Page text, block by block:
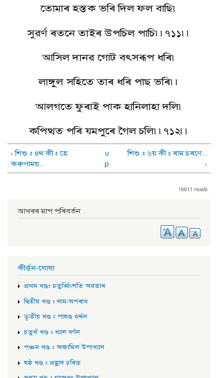
তোমাৰ হস্তক ভৰি দিল ফল বাছি৷
সুৱৰ্ণ ৰতনে তাইৰ উপচিল পাচি৷৷৭১১৷৷
আসিল দানৱ গোট বৎসৰূপ ধৰি৷
লাঙ্গুল সহিতে তাৰ ধৰি পাছ ভৰি৷৷
আলগতে ফুৰাই পাক হানিলাহা দলি৷
কপিত্থত পৰি যমপুৰে গৈল চলি৷৷৭১২৷৷
‹ শিশু : ৪থ কী : হে
কৰুণাময়...
u
p
শিশু : ৬য় কী : ৰাম চৰণে...
›
16611 reads
আখৰৰ মাপ পৰিবৰ্তন
কীৰ্ত্তন-ঘোষা
প্ৰথম খণ্ড: চতুৰ্ব্বিংশতি অৱতাৰ
দ্বিতীয় খণ্ড : নাম-অপৰাধ
তৃতীয় খণ্ড : পাষণ্ড মৰ্দ্দন
চতুৰ্থ খণ্ড : ধ্যান বৰ্ণন
পঞ্চম খণ্ড : অজামিল উপাখ্যান
ষষ্ঠ খণ্ড : প্ৰহ্লাদ চৰিত